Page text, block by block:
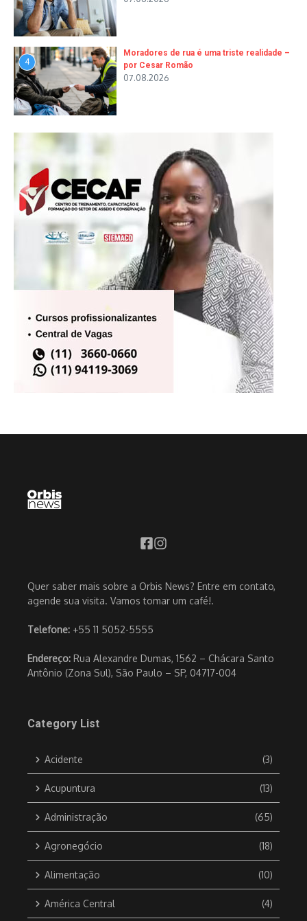
4
Moradores de rua é uma triste realidade –
por Cesar Romão
07.08.2026
Quer saber mais sobre a Orbis News? Entre em contato,
agende sua visita. Vamos tomar um café!.
Telefone: +55 11 5052-5555
Endereço: Rua Alexandre Dumas, 1562 – Chácara Santo
Antônio (Zona Sul), São Paulo – SP, 04717-004
Category List
Acidente (3)
Acupuntura (13)
Administração (65)
Agronegócio (18)
Alimentação (10)
América Central (4)